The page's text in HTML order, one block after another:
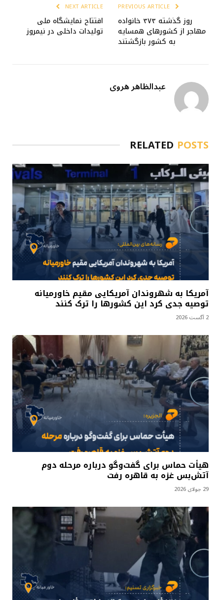
روز گذشته ۳۷۳ خانواده
مهاجر از کشورهای همسایه
به کشور بازگشتند
NEXT ARTICLE
افتتاح نمایشگاه ملی
تولیدات داخلی در نیمروز
عبدالظاهر هروی
RELATED POSTS
آمریکا به شهروندان آمریکایی مقیم خاورمیانه
توصیه جدی کرد این کشورها را ترک کنند
2 آگست 2026
هیأت حماس برای گفت‌وگو درباره مرحله دوم
آتش‌بس غزه به قاهره رفت
29 جولای 2026